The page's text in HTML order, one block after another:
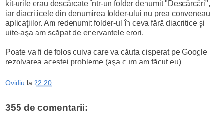
kit-urile erau descărcate într-un folder denumit "Descărcări",
iar diacriticele din denumirea folder-ului nu prea conveneau
aplicaţiilor. Am redenumit folder-ul în ceva fără diacritice şi
uite-aşa am scăpat de enervantele erori.
Poate va fi de folos cuiva care va căuta disperat pe Google
rezolvarea acestei probleme (aşa cum am făcut eu).
Ovidiu la 22:20
355 de comentarii: